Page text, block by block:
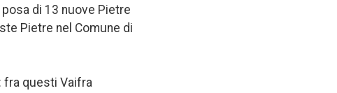
di 13 nuove Pietre
Pietre nel Comune di
fra questi Vaifra